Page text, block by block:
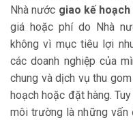
Nhà nước giao kế
giá hoặc phí do Nhà
không vì mục tiêu lợi
các doanh nghiệp của
chung và dịch vụ thu
hoạch hoặc đặt hàng.
môi trường là những vấn